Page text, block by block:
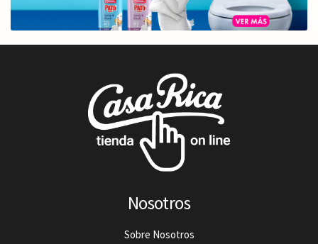
Nosotros
Sobre Nosotros